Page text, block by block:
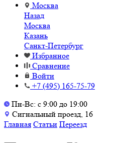
Москва
Назад
Москва
Казань
Санкт-Петербург
Избранное
Сравнение
Войти
+7 (495) 165-75-79
Пн-Вс: с 9:00 до 19:00
Сигнальный проезд, 16
Главная Статьи Переезд